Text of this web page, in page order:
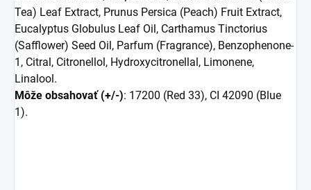
Tea) Leaf Extract, Prunus Persica (Peach) Fruit Extract,
Eucalyptus Globulus Leaf Oil, Carthamus Tinctorius
(Safflower) Seed Oil, Parfum (Fragrance), Benzophenone-
1, Citral, Citronellol, Hydroxycitronellal, Limonene,
Linalool.
Môže obsahovať (+/-): 17200 (Red 33), CI 42090 (Blue
1).